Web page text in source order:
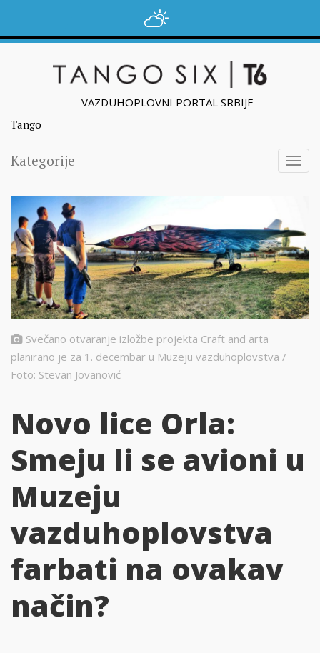
VAZDUHOPLOVNI PORTAL SRBIJE
Tango
Kategorije
Svečano otvaranje izložbe projekta Craft and arta
planirano je za 1. decembar u Muzeju vazduhoplovstva /
Foto: Stevan Jovanović
Novo lice Orla:
Smeju li se avioni u
Muzeju
vazduhoplovstva
farbati na ovakav
način?